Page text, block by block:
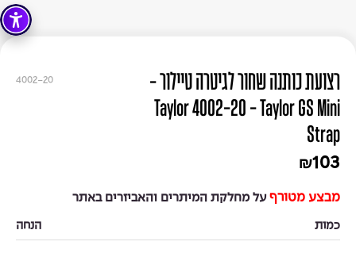
4002-20
רצועת כותנה שחור לגיטרה טיילור -
Taylor 4002-20 - Taylor GS Mini
Strap
₪103
מבצע מטורף על מחלקת המיתרים והאביזרים באתר
כמות הנחה